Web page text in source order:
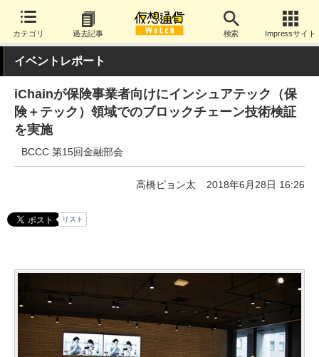
カテゴリ 過去記事 検索 Impressサイト
イベントレポート
iChainが保険事業者向けにインシュアテック（保
険＋テック）領域でのブロックチェーン技術検証
を実施
BCCC 第15回金融部会
高橋ピョン太 2018年6月28日 16:26
リスト